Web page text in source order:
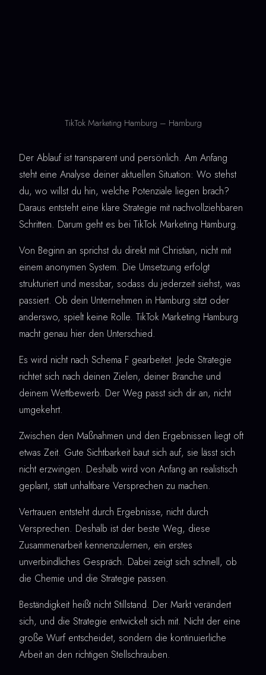
TikTok Marketing Hamburg – Hamburg
Der Ablauf ist transparent und persönlich. Am Anfang
steht eine Analyse deiner aktuellen Situation: Wo stehst
du, wo willst du hin, welche Potenziale liegen brach?
Daraus entsteht eine klare Strategie mit nachvollziehbaren
Schritten. Darum geht es bei TikTok Marketing Hamburg.
Von Beginn an sprichst du direkt mit Christian, nicht mit
einem anonymen System. Die Umsetzung erfolgt
strukturiert und messbar, sodass du jederzeit siehst, was
passiert. Ob dein Unternehmen in Hamburg sitzt oder
anderswo, spielt keine Rolle. TikTok Marketing Hamburg
macht genau hier den Unterschied.
Es wird nicht nach Schema F gearbeitet. Jede Strategie
richtet sich nach deinen Zielen, deiner Branche und
deinem Wettbewerb. Der Weg passt sich dir an, nicht
umgekehrt.
Zwischen den Maßnahmen und den Ergebnissen liegt oft
etwas Zeit. Gute Sichtbarkeit baut sich auf, sie lässt sich
nicht erzwingen. Deshalb wird von Anfang an realistisch
geplant, statt unhaltbare Versprechen zu machen.
Vertrauen entsteht durch Ergebnisse, nicht durch
Versprechen. Deshalb ist der beste Weg, diese
Zusammenarbeit kennenzulernen, ein erstes
unverbindliches Gespräch. Dabei zeigt sich schnell, ob
die Chemie und die Strategie passen.
Beständigkeit heißt nicht Stillstand. Der Markt verändert
sich, und die Strategie entwickelt sich mit. Nicht der eine
große Wurf entscheidet, sondern die kontinuierliche
Arbeit an den richtigen Stellschrauben.